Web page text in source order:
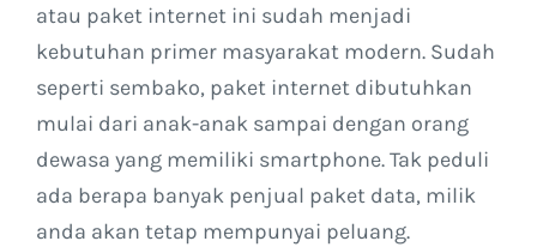
atau paket internet ini sudah menjadi
kebutuhan primer masyarakat modern. Sudah
seperti sembako, paket internet dibutuhkan
mulai dari anak-anak sampai dengan orang
dewasa yang memiliki smartphone. Tak peduli
ada berapa banyak penjual paket data, milik
anda akan tetap mempunyai peluang.